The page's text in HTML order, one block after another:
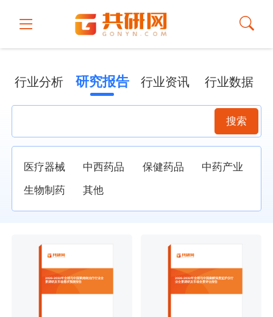
行业分析 研究报告 行业资讯 行业数据
搜索
医疗器械 中西药品 保健药品
中药产业
生物制药
其他
2026-2032年全球与中国莱姆病治疗行业全
景调研及市场需求预测报告
2026-2032年全球与中国麻醉深度监护仪行
业全景调研及市场全景评估报告